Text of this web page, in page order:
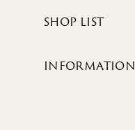
SHOP LIST
INFORMATION